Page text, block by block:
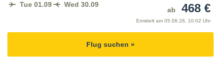
Tue 01.09 Wed 30.09
ab
468 €
Ermittelt am 05.08.26, 10:02 Uhr
Flug suchen »